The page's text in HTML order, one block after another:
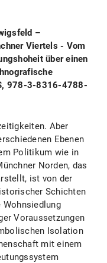
–
Viertels - Vom
über einen
978-3-8316-4788-
Aber
Ebenen
Politikum wie in
Norden, das
ist von der
Schichten
Wohnsiedlung
Voraussetzungen
Isolation
mit einem